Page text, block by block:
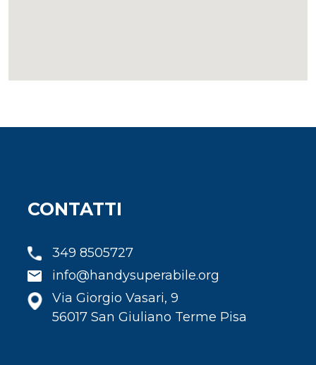
CONTATTI
349 8505727
info@handysuperabile.org
Via Giorgio Vasari, 9
56017 San Giuliano Terme Pisa